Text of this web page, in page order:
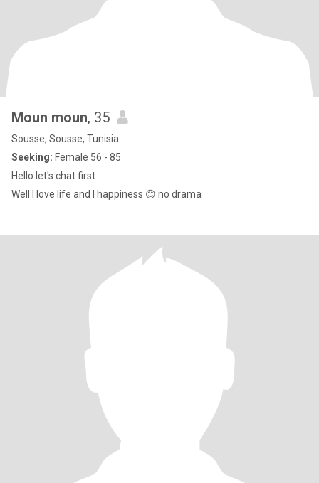
Moun moun, 35
Sousse, Sousse, Tunisia
Seeking: Female 56 - 85
Hello let's chat first
Well I love life and I happiness 😊 no drama